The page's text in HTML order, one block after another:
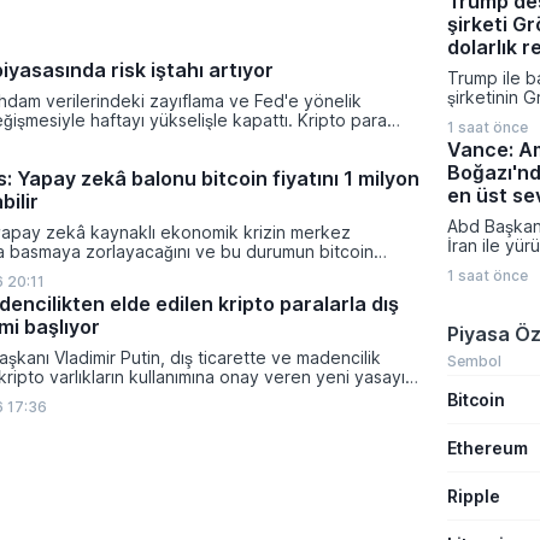
risk iştahı artıyor
verilerindeki zayıflama ve Fed'e yönelik
haftayı yükselişle kapattı. Kripto para
enflasyon rakamlarına ve küresel gelişmelere
Yapay zekâ balonu bitcoin fiyatını 1 milyon
zekâ kaynaklı ekonomik krizin merkez
basmaya zorlayacağını ve bu durumun bitcoin
dolara taşıyabileceğini öngörürken beyaz yakalı iş
kredi krizinin küresel likidite artışına yol
ve bitcoinin bu süreçte en hızlı tepki veren varlık
elde edilen kripto paralarla dış
başlıyor
Vladimir Putin, dış ticarette ve madencilik
varlıkların kullanımına onay veren yeni yasayı
bu düzenleme çerçevesinde madencilikten
paraların belirli şartlar altında dolaşımına ve menkul
17:36
kalkıyor.
Sistemi
açığa
işlem
şirketi
dolarlık
Trump ile
şirketinin
sert
milyarlarca
iddiasıyla
başlamayı
1 saat önce
Vance:
en üst
Abd Başkan
İran ile
düzeye
ABD
1 saat önce
Piyasa
Sembol
Bitcoin
Ethereum
Ripple